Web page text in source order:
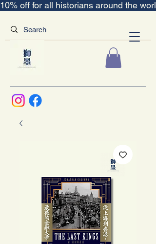
10% off for all historians around the